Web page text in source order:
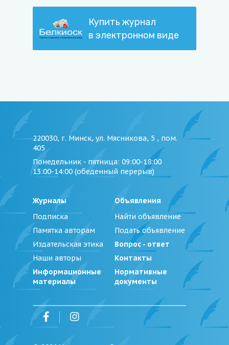
Купить журнал
в электронном виде
220030, г. Минск, ул. Мясникова, 5 , пом.
405
Понедельник - пятница: 09:00-18:00
13:00-14:00 (обеденный перерыв)
Журналы
Подписка
Памятка авторам
Издательская этика
Наши авторы
Информационные
материалы
Объявления
Найти объявление
Подать объявление
Вопрос - ответ
Контакты
Нормативные
документы